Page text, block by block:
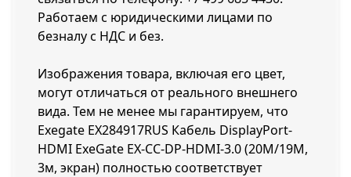
Работаем с юридическими лицами по
безналу с НДС и без.
Изображения товара, включая его цвет,
могут отличаться от реального внешнего
вида. Тем не менее мы гарантируем, что
Exegate EX284917RUS Кабель DisplayPort-
HDMI ExeGate EX-CC-DP-HDMI-3.0 (20M/19M,
3м, экран) полностью соответствует